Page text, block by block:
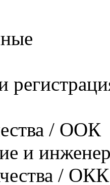
/ ООК
и
/ ОКК